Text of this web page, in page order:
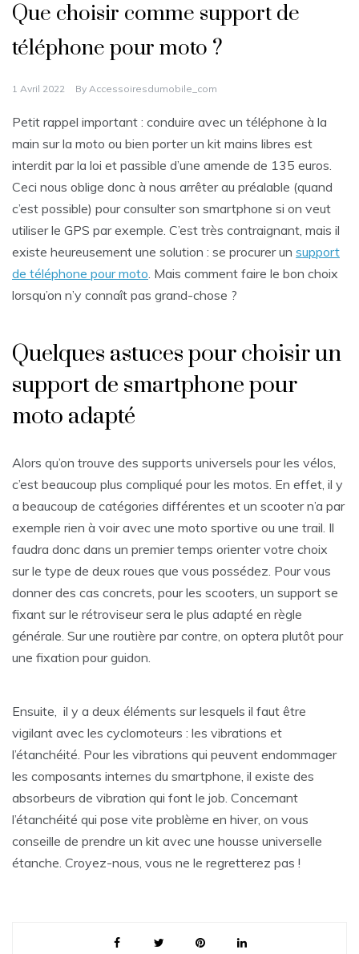
Que choisir comme support de
téléphone pour moto ?
1 Avril 2022 By Accessoiresdumobile_com
Petit rappel important : conduire avec un téléphone à la
main sur la moto ou bien porter un kit mains libres est
interdit par la loi et passible d’une amende de 135 euros.
Ceci nous oblige donc à nous arrêter au préalable (quand
c’est possible) pour consulter son smartphone si on veut
utiliser le GPS par exemple. C’est très contraignant, mais il
existe heureusement une solution : se procurer un support
de téléphone pour moto. Mais comment faire le bon choix
lorsqu’on n’y connaît pas grand-chose ?
Quelques astuces pour choisir un
support de smartphone pour
moto adapté
Alors qu’on trouve des supports universels pour les vélos,
c’est beaucoup plus compliqué pour les motos. En effet, il y
a beaucoup de catégories différentes et un scooter n’a par
exemple rien à voir avec une moto sportive ou une trail. Il
faudra donc dans un premier temps orienter votre choix
sur le type de deux roues que vous possédez. Pour vous
donner des cas concrets, pour les scooters, un support se
fixant sur le rétroviseur sera le plus adapté en règle
générale. Sur une routière par contre, on optera plutôt pour
une fixation pour guidon.
Ensuite, il y a deux éléments sur lesquels il faut être
vigilant avec les cyclomoteurs : les vibrations et
l’étanchéité. Pour les vibrations qui peuvent endommager
les composants internes du smartphone, il existe des
absorbeurs de vibration qui font le job. Concernant
l’étanchéité qui pose vite problème en hiver, on vous
conseille de prendre un kit avec une housse universelle
étanche. Croyez-nous, vous ne le regretterez pas !